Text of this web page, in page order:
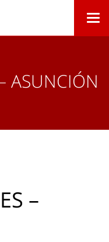
ASUNCIÓN
–